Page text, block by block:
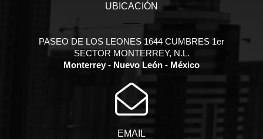
UBICACIÓN
PASEO DE LOS LEONES 1644 CUMBRES 1er
SECTOR MONTERREY, N.L.
Monterrey - Nuevo León - México
EMAIL